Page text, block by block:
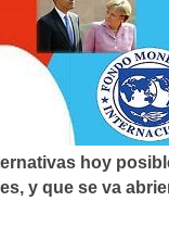
hoy
y que se va